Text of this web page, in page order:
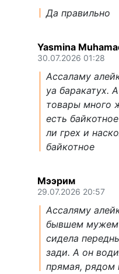
Да правильно
Yasmina
30.07.2026 01:28
Ассаламу
уа баракатух.
товары много
есть
ли грех и
байкотное
Мээрим
29.07.2026 20:57
Ассаляму
бывшем мужем
сидела
зади. А он
прямая, рядом